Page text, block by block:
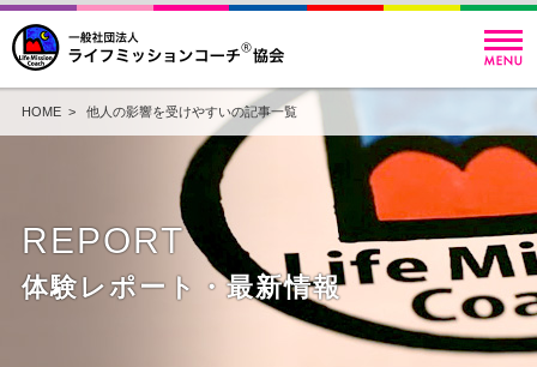
HOME> 他人の影響を受けやすいの記事一覧
REPORT
体験レポート・最新情報